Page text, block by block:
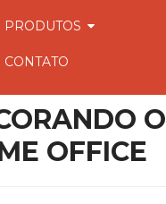
PRODUTOS
CONTATO
O
OFFICE